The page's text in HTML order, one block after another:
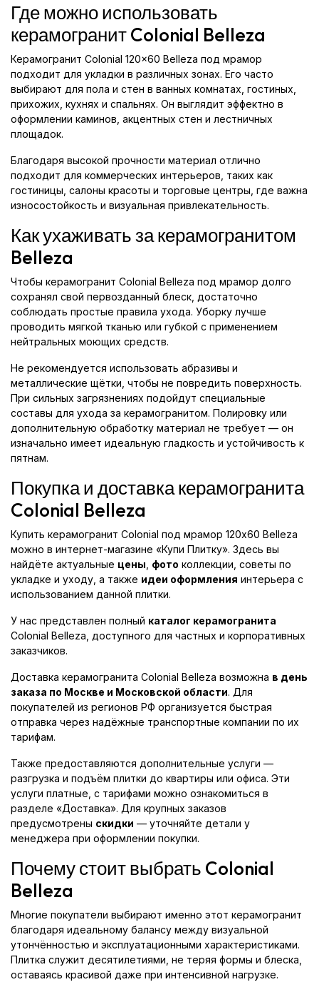
Где можно использовать
керамогранит Colonial Belleza
Керамогранит Colonial 120x60 Belleza под мрамор
подходит для укладки в различных зонах. Его часто
выбирают для пола и стен в ванных комнатах, гостиных,
прихожих, кухнях и спальнях. Он выглядит эффектно в
оформлении каминов, акцентных стен и лестничных
площадок.
Благодаря высокой прочности материал отлично
подходит для коммерческих интерьеров, таких как
гостиницы, салоны красоты и торговые центры, где важна
износостойкость и визуальная привлекательность.
Как ухаживать за керамогранитом
Belleza
Чтобы керамогранит Colonial Belleza под мрамор долго
сохранял свой первозданный блеск, достаточно
соблюдать простые правила ухода. Уборку лучше
проводить мягкой тканью или губкой с применением
нейтральных моющих средств.
Не рекомендуется использовать абразивы и
металлические щётки, чтобы не повредить поверхность.
При сильных загрязнениях подойдут специальные
составы для ухода за керамогранитом. Полировку или
дополнительную обработку материал не требует — он
изначально имеет идеальную гладкость и устойчивость к
пятнам.
Покупка и доставка керамогранита
Colonial Belleza
Купить керамогранит Colonial под мрамор 120x60 Belleza
можно в интернет-магазине «Купи Плитку». Здесь вы
найдёте актуальные цены фото коллекции, советы по
укладке и уходу, а также идеи оформления интерьера с
использованием данной плитки.
У нас представлен полный каталог керамогранита
Colonial Belleza, доступного для частных и корпоративных
заказчиков.
Доставка керамогранита Colonial Belleza возможна в день
заказа по Москве и Московской области. Для
покупателей из регионов РФ организуется быстрая
отправка через надёжные транспортные компании по их
тарифам.
Также предоставляются дополнительные услуги —
разгрузка и подъём плитки до квартиры или офиса. Эти
услуги платные, с тарифами можно ознакомиться в
разделе «Доставка». Для крупных заказов
предусмотрены скидки — уточняйте детали у
менеджера при оформлении покупки.
Почему стоит выбрать Colonial
Belleza
Многие покупатели выбирают именно этот керамогранит
благодаря идеальному балансу между визуальной
утончённостью и эксплуатационными характеристиками.
Плитка служит десятилетиями, не теряя формы и блеска,
оставаясь красивой даже при интенсивной нагрузке.